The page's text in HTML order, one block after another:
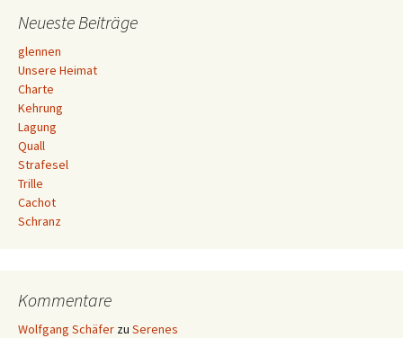
Neueste Beiträge
glennen
Unsere Heimat
Charte
Kehrung
Lagung
Quall
Strafesel
Trille
Cachot
Schranz
Kommentare
Wolfgang Schäfer zu Serenes